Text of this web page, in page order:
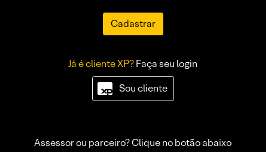
Cadastrar
Já é cliente XP?Faça seu login
Sou cliente
Assessor ou parceiro? Clique no botão abaixo